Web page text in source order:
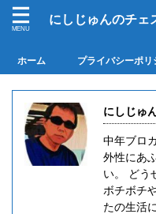
にしじゅんのチェ
ホーム プライバシーポリ
にしじゅ
中年ブロ
外性にあ
い。 どう
ボチボチ
たの生活